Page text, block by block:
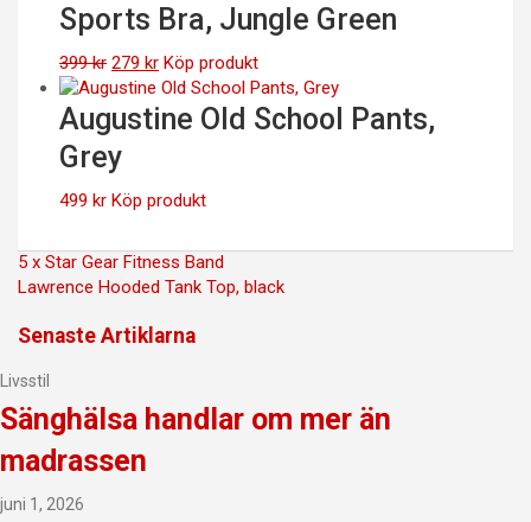
Sports Bra, Jungle Green
399kr Det
ursprungliga
priset
var:
399 kr.
279 krDet
nuvarande
priset
är:
Köp produkt
Augustine Old School Pants,
Grey
499 kr Köp produkt
Inläggsnavigering
5 x Star Gear Fitness Band
Lawrence Hooded Tank Top, black
Senaste Artiklarna
Livsstil
Sänghälsa handlar om mer än
madrassen
juni 1, 2026